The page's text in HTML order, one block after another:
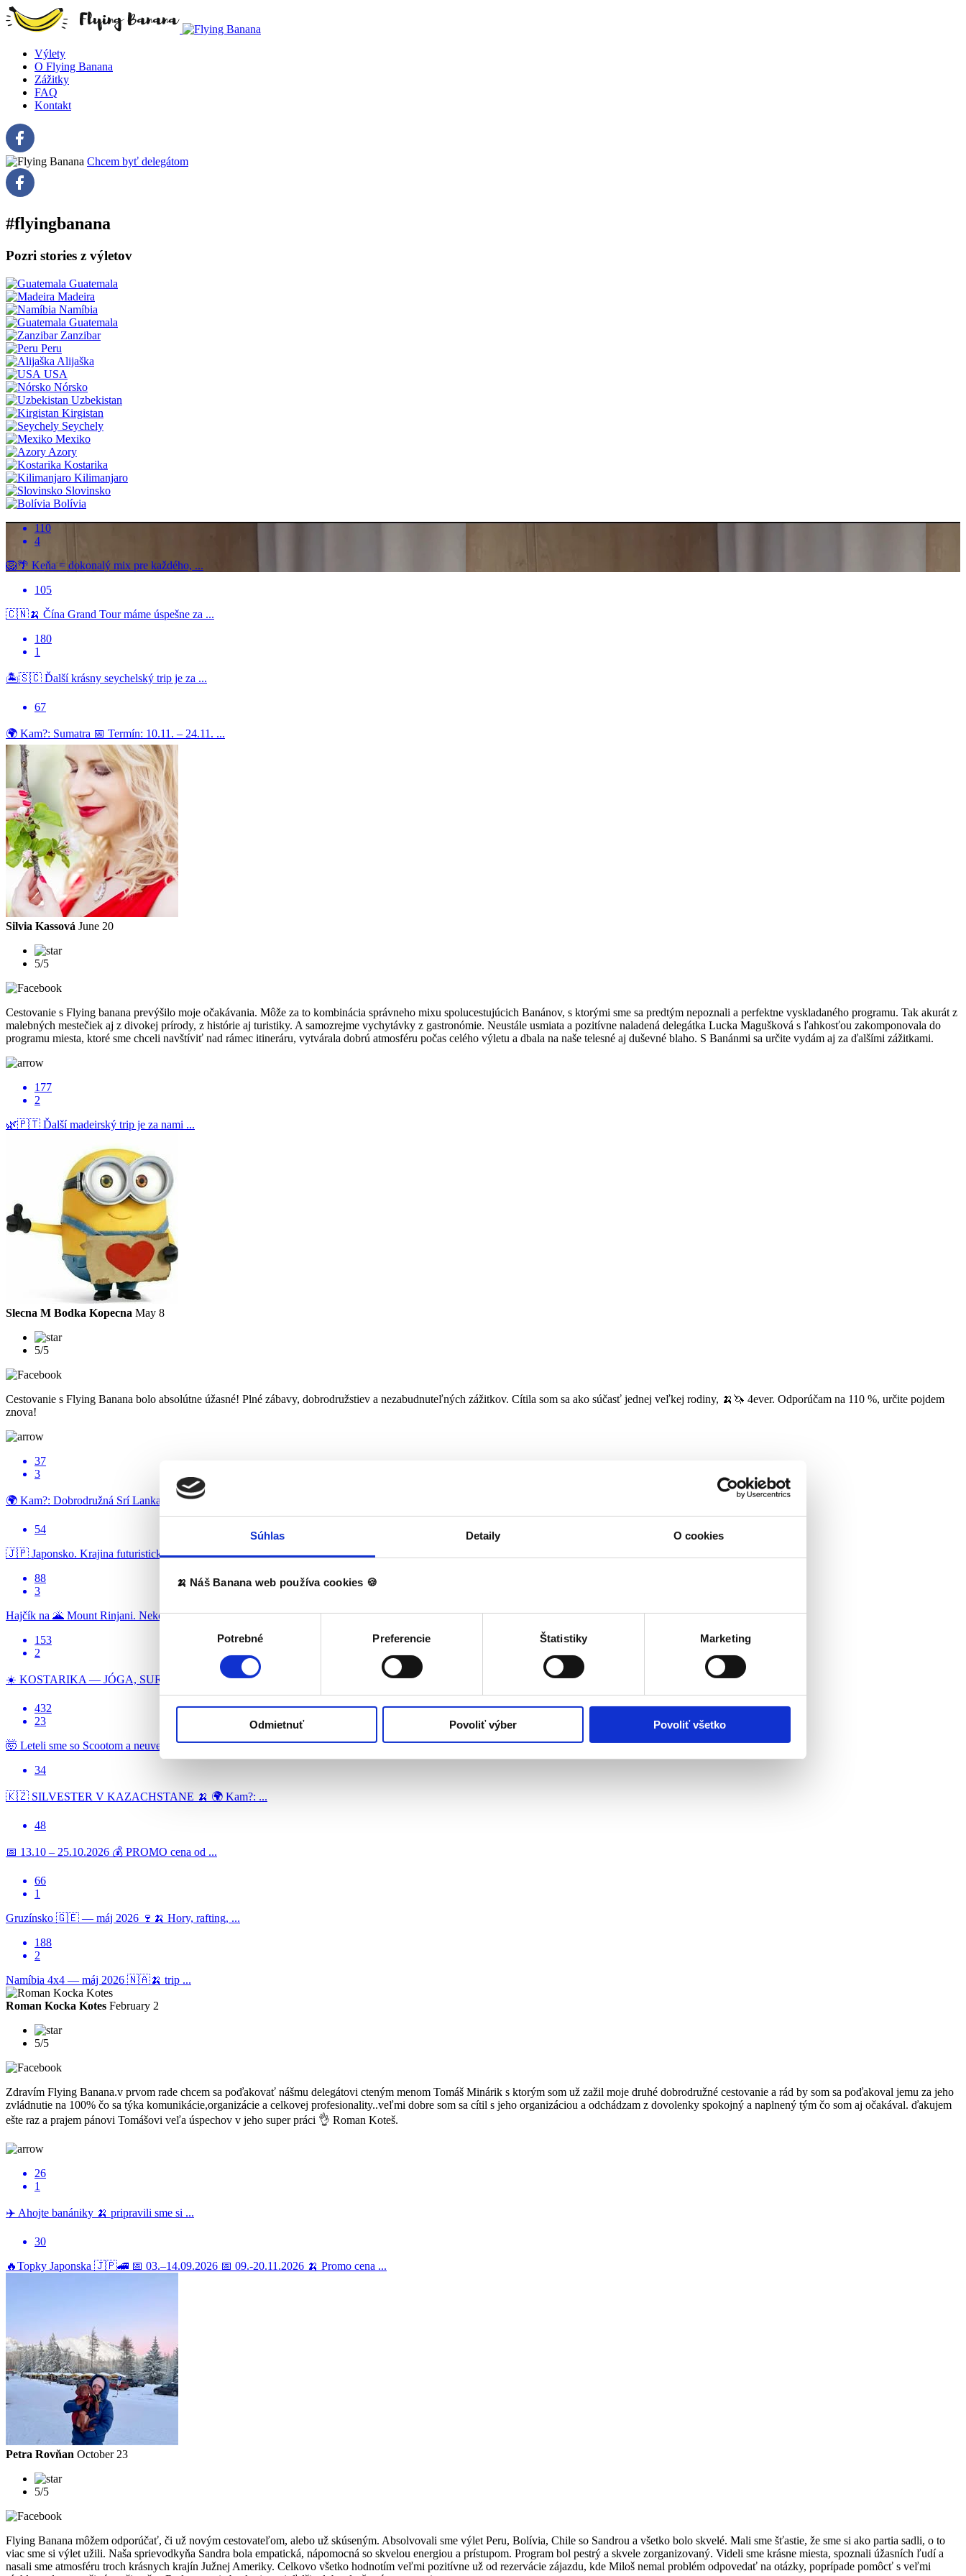
Súhlas Detaily O cookies
🍌 Náš Banana web používa cookies 🍪
Výber
Potrebné Preferencie Štatistiky Marketing
Odmietnuť Povoliť výber Povoliť všetko
Výlety
O Flying Banana
Zážitky
FAQ
Kontakt
Chcem byť delegátom
#flyingbanana
Pozri stories z výletov
Guatemala
Madeira
Namíbia
Guatemala
Zanzibar
Peru
Alijaška
USA
Nórsko
Uzbekistan
Kirgistan
Seychely
Mexiko
Azory
Kostarika
Kilimanjaro
Slovinsko
Bolívia
110
4
🦁🌴 Keňa = dokonalý mix pre každého, ...
105
🇨🇳🍌 Čína Grand Tour máme úspešne za ...
180
1
🏝️🇸🇨 Ďalší krásny seychelský trip je za ...
67
🌍 Kam?: Sumatra 📅 Termín: 10.11. – 24.11. ...
Silvia Kassová June 20
5/5
Cestovanie s Flying banana prevýšilo moje očakávania. Môže za to kombinácia správneho mixu spolucestujúcich Banánov, s ktorými sme sa predtým nepoznali a perfektne vyskladaného programu. Tak akurát z
malebných mestečiek aj z divokej prírody, z histórie aj turistiky. A samozrejme vychytávky z gastronómie. Neustále usmiata a pozitívne naladená delegátka Lucka Magušková s ľahkosťou zakomponovala do
programu miesta, ktoré sme chceli navštíviť nad rámec itineráru, vytvárala dobrú atmosféru počas celého výletu a dbala na naše telesné aj duševné blaho. S Banánmi sa určite vydám aj za ďalšími zážitkami.
177
2
🌿🇵🇹 Ďalší madeirský trip je za nami ...
Slecna M Bodka Kopecna May 8
5/5
Cestovanie s Flying Banana bolo absolútne úžasné! Plné zábavy, dobrodružstiev a nezabudnuteľných zážitkov. Cítila som sa ako súčasť jednej veľkej rodiny, 🍌🦄 4ever. Odporúčam na 110 %, určite pojdem
znova!
37
3
🌍 Kam?: Dobrodružná Srí Lanka 📅 Termín: 28.08. ...
54
🇯🇵 Japonsko. Krajina futuristických miest, starobylých chrámov, ...
88
3
Hajčík na 🌋 Mount Rinjani. Nekonečné stúpanie, minimum ...
153
2
☀️ KOSTARIKA — JÓGA, SURF & ...
432
23
🤯 Leteli sme so Scootom a neuveríte ...
34
🇰🇿 SILVESTER V KAZACHSTANE 🍌 🌍 Kam?: ...
48
📅 13.10 – 25.10.2026 💰 PROMO cena od ...
66
1
Gruzínsko 🇬🇪 — máj 2026 🍷🍌 Hory, rafting, ...
188
2
Namíbia 4x4 — máj 2026 🇳🇦🍌 trip ...
Roman Kocka Kotes February 2
5/5
Zdravím Flying Banana.v prvom rade chcem sa poďakovať nášmu delegátovi cteným menom Tomáš Minárik s ktorým som už zažil moje druhé dobrodružné cestovanie a rád by som sa poďakoval jemu za jeho
zvládnutie na 100% čo sa týka komunikácie,organizácie a celkovej profesionality..veľmi dobre som sa cítil s jeho organizáciou a odchádzam z dovolenky spokojný a naplnený tým čo som aj očakával. ďakujem
ešte raz a prajem pánovi Tomášovi veľa úspechov v jeho super práci 👌 Roman Koteš.
26
1
✈️ Ahojte banániky 🍌 pripravili sme si ...
30
🔥Topky Japonska 🇯🇵🚄 📅 03.–14.09.2026 📅 09.-20.11.2026 🍌 Promo cena ...
Petra Rovňan October 23
5/5
Flying Banana môžem odporúčať, či už novým cestovateľom, alebo už skúseným. Absolvovali sme výlet Peru, Bolívia, Chile so Sandrou a všetko bolo skvelé. Mali sme šťastie, že sme si ako partia sadli, o to
viac sme si výlet užili. Naša sprievodkyňa Sandra bola empatická, nápomocná so skvelou energiou a prístupom. Program bol pestrý a skvele zorganizovaný. Videli sme krásne miesta, spoznali úžasních ľudí a
nasali sme atmosféru troch krásnych krajín Južnej Ameriky. Celkovo všetko hodnotím veľmi pozitívne už od rezervácie zájazdu, kde Miloš nemal problém odpovedať na otázky, poprípade pomôcť s veľmi